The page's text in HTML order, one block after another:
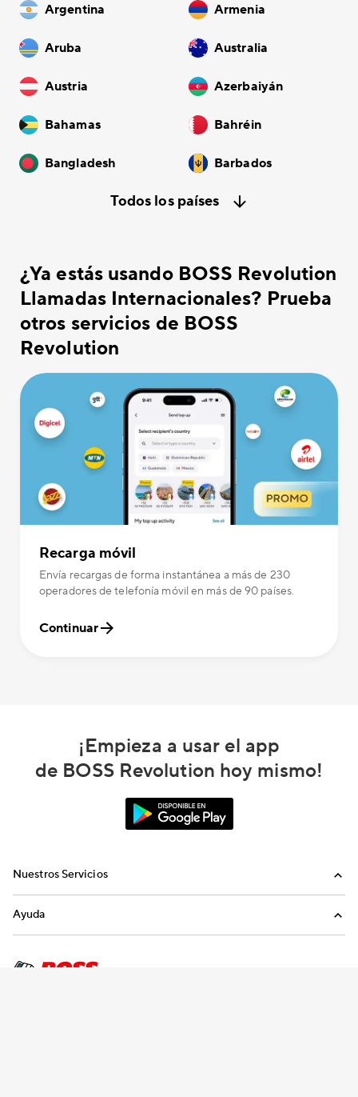
Argentina Armenia
Aruba Australia
Austria Azerbaiyán
Bahamas Bahréin
Bangladesh Barbados
Todos los países
¿Ya estás usando BOSS Revolution
Llamadas Internacionales? Prueba
otros servicios de BOSS
Revolution
Recarga móvil
Envía recargas de forma instantánea a más de 230
operadores de telefonía móvil en más de 90 países.
Continuar
¡Empieza a usar el app
de BOSS Revolution hoy mismo!
Nuestros Servicios
Recargas Internacionales
Ayuda
Envíanos un email